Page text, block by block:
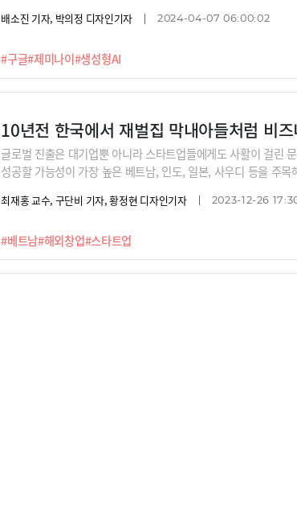
#구글#제미나이#생성형AI
비판하면서 구글을 떠났습니다. 그 이유의 상당부분이 누구의 기
배소진 기자, 박의정 디자인기자 2024-04-07 06:00:02
10년전 한국에서 재벌집 막내아들처럼 비
#베트남#해외창업#스타트업
글로벌 진출은 대기업뿐 아니라 스타트업들에게도 사활이 걸린
성공할 가능성이 가장 높은 베트남, 인도, 일본, 사우디 등을 주
입니다.2015년부터 베트남에서 사업을 해오고 있고 최근 ‘챗
순수하면서도 술을 많이 마시는 나라 베트남에서 성공하려면 어떻
최재홍 교수, 구단비 기자, 황정현 디자인기자 2023-12-26